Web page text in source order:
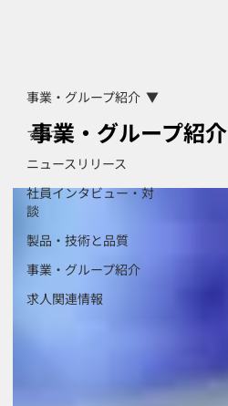
すべて
ニュースリリース
社員インタビュー・対
談
製品・技術と品質
事業・グループ紹介
求人関連情報
事業・グループ紹介
事業・グループ紹介